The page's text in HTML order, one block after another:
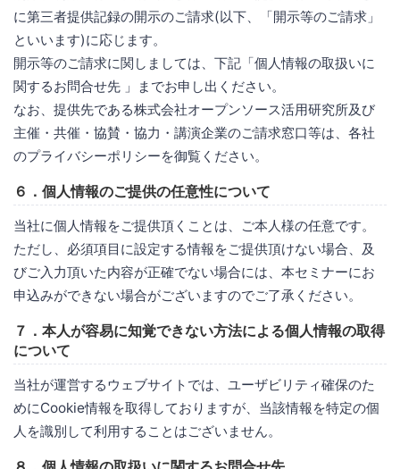
に第三者提供記録の開示のご請求(以下、「開示等のご請求」
といいます)に応じます。
開示等のご請求に関しましては、下記「個人情報の取扱いに
関するお問合せ先 」までお申し出ください。
なお、提供先である株式会社オープンソース活用研究所及び
主催・共催・協賛・協力・講演企業のご請求窓口等は、各社
のプライバシーポリシーを御覧ください。
６．個人情報のご提供の任意性について
当社に個人情報をご提供頂くことは、ご本人様の任意です。
ただし、必須項目に設定する情報をご提供頂けない場合、及
びご入力頂いた内容が正確でない場合には、本セミナーにお
申込みができない場合がございますのでご了承ください。
７．本人が容易に知覚できない方法による個人情報の取得
について
当社が運営するウェブサイトでは、ユーザビリティ確保のた
めにCookie情報を取得しておりますが、当該情報を特定の個
人を識別して利用することはございません。